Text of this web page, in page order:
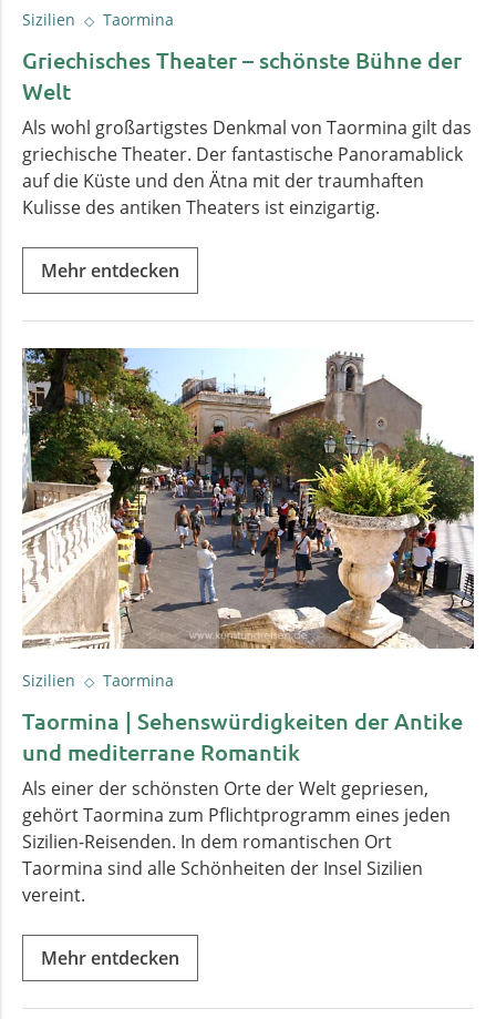
Sizilien Taormina
Griechisches Theater – schönste Bühne der
Welt
Als wohl großartigstes Denkmal von Taormina gilt das
griechische Theater. Der fantastische Panoramablick
auf die Küste und den Ätna mit der traumhaften
Kulisse des antiken Theaters ist einzigartig.
Mehr entdecken
Sizilien Taormina
Taormina | Sehenswürdigkeiten der Antike
und mediterrane Romantik
Als einer der schönsten Orte der Welt gepriesen,
gehört Taormina zum Pflichtprogramm eines jeden
Sizilien-Reisenden. In dem romantischen Ort
Taormina sind alle Schönheiten der Insel Sizilien
vereint.
Mehr entdecken